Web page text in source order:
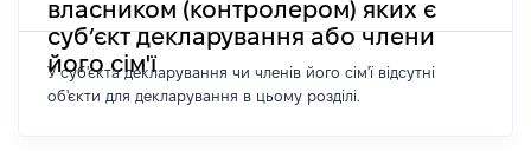
власником (контролером) яких є
суб’єкт декларування або члени
його сім'ї
У суб'єкта декларування чи членів його сім'ї відсутні
об'єкти для декларування в цьому розділі.